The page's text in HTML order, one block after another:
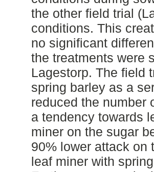
the other field trial
conditions. This
no significant
the treatments were
Lagestorp. The field
spring barley as a
reduced the number
a tendency towards
miner on the sugar
90% lower attack on
leaf miner with